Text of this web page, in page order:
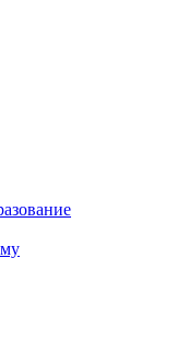
имени М.
имени